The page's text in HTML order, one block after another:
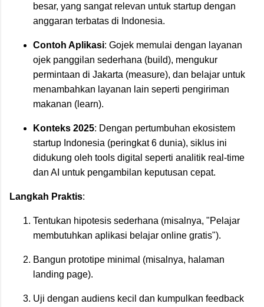
besar, yang sangat relevan untuk startup dengan
anggaran terbatas di Indonesia.
Contoh Aplikasi: Gojek memulai dengan layanan
ojek panggilan sederhana (build), mengukur
permintaan di Jakarta (measure), dan belajar untuk
menambahkan layanan lain seperti pengiriman
makanan (learn).
Konteks 2025: Dengan pertumbuhan ekosistem
startup Indonesia (peringkat 6 dunia), siklus ini
didukung oleh tools digital seperti analitik real-time
dan AI untuk pengambilan keputusan cepat.
Langkah Praktis:
Tentukan hipotesis sederhana (misalnya, "Pelajar
membutuhkan aplikasi belajar online gratis").
Bangun prototipe minimal (misalnya, halaman
landing page).
Uji dengan audiens kecil dan kumpulkan feedback